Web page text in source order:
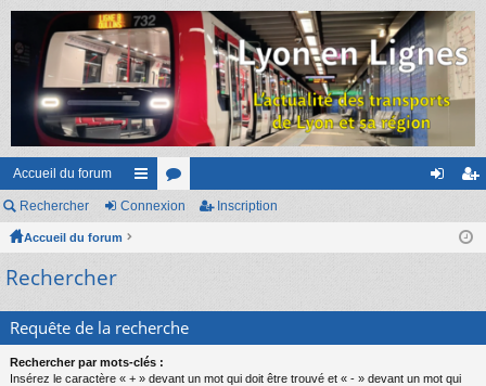
Accueil du forum
ac
s
or
cri
Rechercher Connexion Inscription
Accueil du forum
Rechercher
Requête de la recherche
Rechercher par mots-clés :
Insérez le caractère « + » devant un mot qui doit être trouvé et « - » devant un mot qui